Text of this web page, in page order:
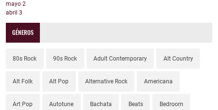
mayo 2
abril 3
GÉNEROS
80s Rock 90s Rock Adult Contemporary Alt Country
Alt Folk Alt Pop Alternative Rock Americana
Art Pop Autotune Bachata Beats Bedroom